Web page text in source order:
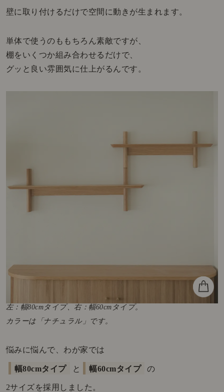
壁に取り付けるだけで空間に動きが生まれます。
単体で使うのももちろん素敵ですが、
棚をいくつか組み合わせるだけで、
グッと良い雰囲気に仕上がるんです。
左：幅80cmタイプ、右：幅60cmタイプ。
カラーは「ナチュラル」です。
悩みに悩んで、わが家では
幅80cmタイプ と 幅60cmタイプ の
2サイズを採用しました。